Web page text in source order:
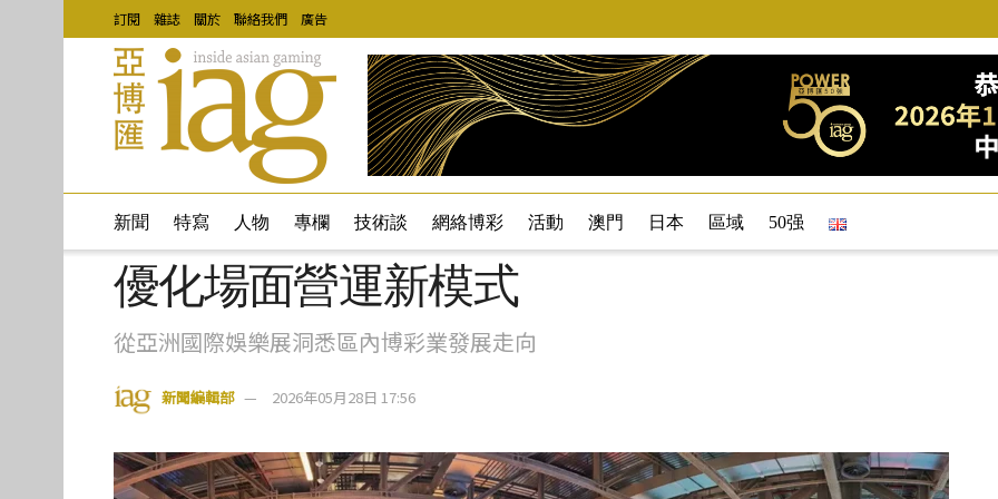
訂閱 雜誌 關於 聯絡我們 廣告
新聞 特寫 人物 專欄 技術談 網絡博彩 活動 澳門 日本 區域 50强
優化場面營運新模式
從亞洲國際娛樂展洞悉區內博彩業發展走向
新聞編輯部 2026年05月28日 17:56